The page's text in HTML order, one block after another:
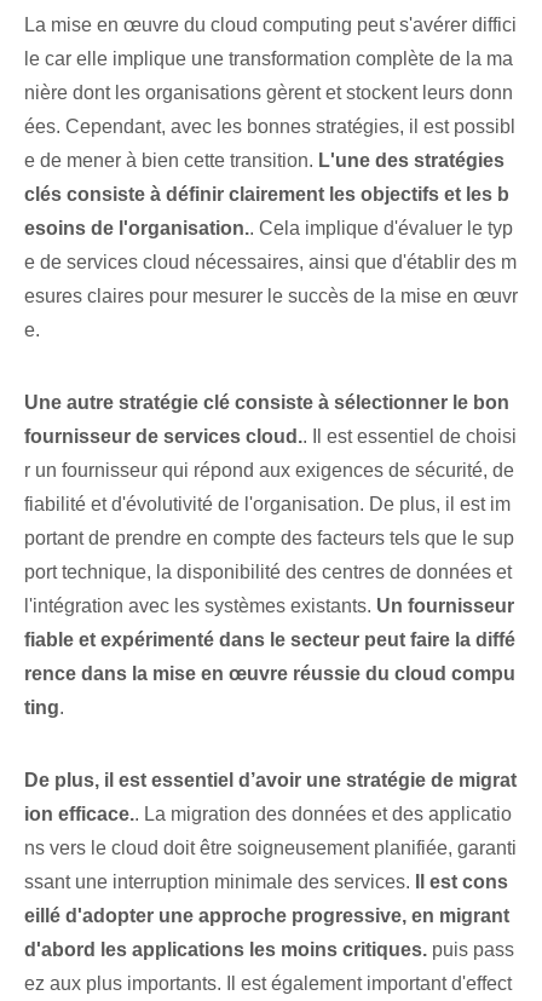
La mise en œuvre du cloud computing peut s'avérer diffici
le car elle implique une transformation complète de la ma
nière dont les organisations gèrent et stockent leurs donn
ées. Cependant, avec les bonnes stratégies, il est possibl
e de mener à bien cette transition. L'une des stratégies
clés consiste à définir clairement les objectifs et les b
esoins de l'organisation.. Cela ⁤implique d'évaluer le typ
e de services cloud nécessaires, ainsi que ⁢d'établir des m
esures claires⁣ pour mesurer le succès de la mise en œuvr
e.
Une autre stratégie clé consiste à sélectionner le bon
fournisseur de services cloud.. ⁤Il est essentiel de choisi
r un fournisseur qui répond aux exigences de sécurité, de
fiabilité et d'évolutivité de l'organisation.‍ De plus, il est im
portant⁢ de prendre en compte des facteurs tels que le sup
port technique, la disponibilité des centres de données et
l'intégration avec les systèmes existants. Un ⁤fournisseur
fiable et expérimenté dans le secteur peut faire la diffé
rence dans la mise en œuvre réussie⁣ du cloud compu
ting⁣.
De plus, il est essentiel d’avoir une stratégie de migrat
ion efficace.. La migration des données et des applicatio
ns vers le cloud doit être soigneusement planifiée, garanti
ssant une interruption minimale des services.
Il est cons
eillé d'adopter une approche progressive, en migrant
d'abord les applications les moins critiques. puis pass
ez aux plus importants. Il est également important d'effect